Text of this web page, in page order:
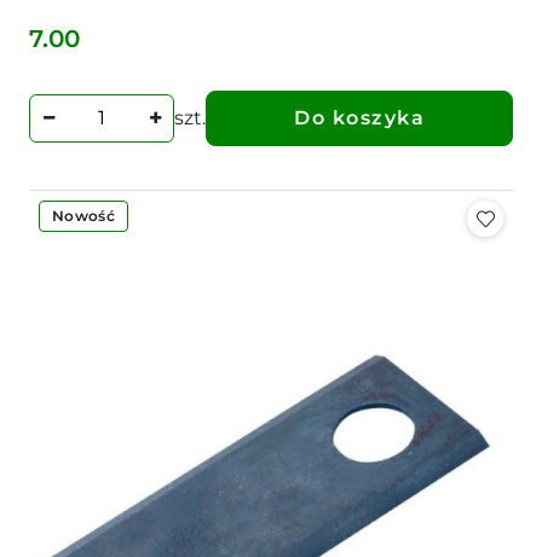
Cena:
7.00
szt. Do koszyka
Nowość